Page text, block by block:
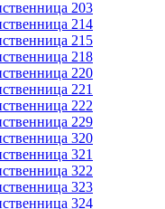
203
214
215
218
220
221
222
229
320
321
322
323
324